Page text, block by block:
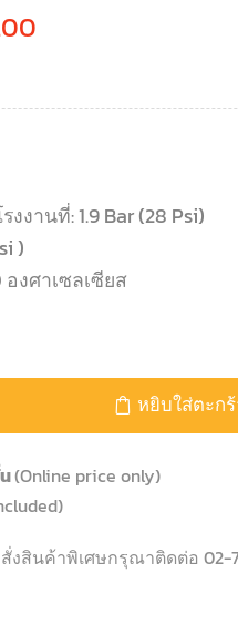
งานที่: 1.9 Bar (28 Psi)
)
งศาเซลเซียส
หยิบใส่ตะก
(Online price only)
งสินค้าพิเศษกรุณาติดต่อ 02-